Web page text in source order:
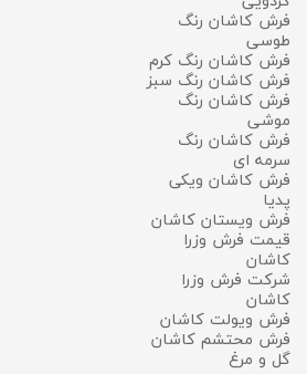
فرش کاشان رنگ
طوسی
فرش کاشان رنگ کرم
فرش کاشان رنگ سبز
فرش کاشان رنگ
موشی
فرش کاشان رنگ
سرمه ای
فرش کاشان ویکی
پدیا
فرش ویستان کاشان
قیمت فرش وزرا
کاشان
شرکت فرش وزرا
کاشان
فرش ویولت کاشان
فرش محتشم کاشان
گل و مرغ